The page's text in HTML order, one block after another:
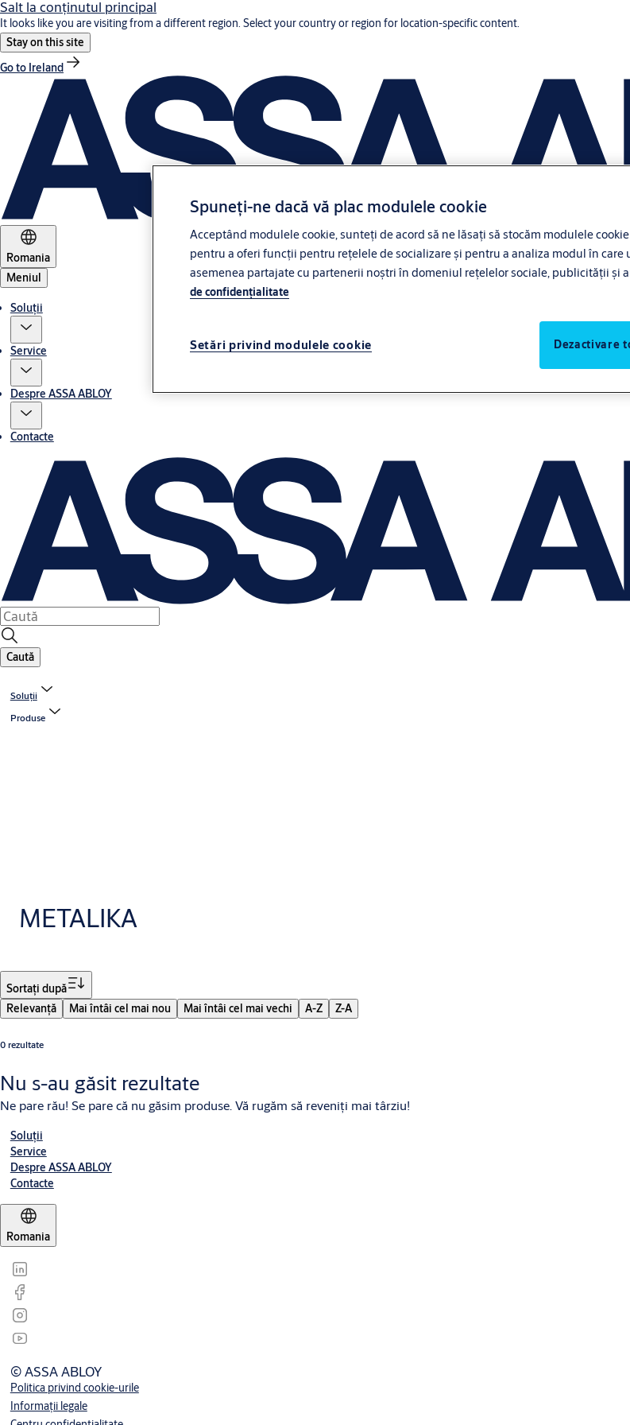
Salt la conţinutul principal
It looks like you are visiting from a different region. Select your country or region for location-specific content.
Stay on this site
Go to Ireland
Romania
Meniul
Soluții
Service
Despre ASSA ABLOY
Contacte
Caută
Soluții
Produse
METALIKA
Sortaţi după
Relevanţă
Mai întâi cel mai nou Mai întâi cel mai vechi A-Z Z-A
0 rezultate
Nu s-au găsit rezultate
Ne pare rău! Se pare că nu găsim produse. Vă rugăm să reveniţi mai târziu!
Soluții
Service
Despre ASSA ABLOY
Contacte
Romania
© ASSA ABLOY
Politica privind cookie-urile
Informații legale
Spuneți-ne dacă vă plac modulele cookie
Acceptând modulele cookie, sunteți de acord să ne lăsați să stocăm modulele
pentru a oferi funcții pentru rețelele de socializare și pentru a analiza modul în
asemenea partajate cu partenerii noștri în domeniul rețelelor sociale, publicității și
de confidenţialitate
Setări privind modulele cookie Dezactivare